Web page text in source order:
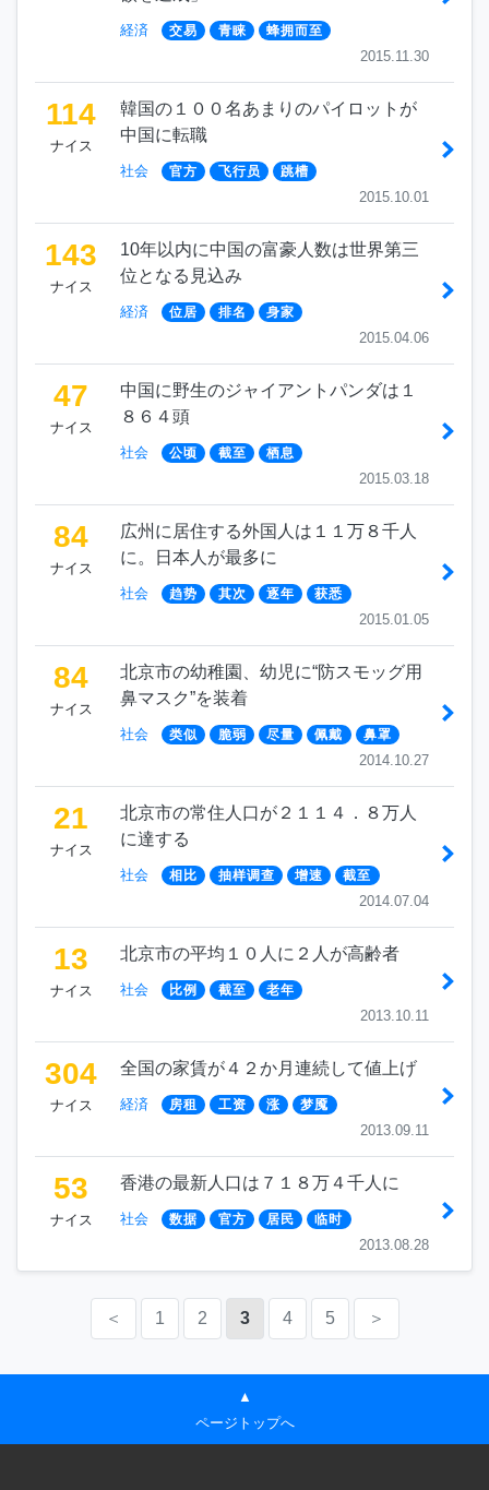
経済 交易 青睐 蜂拥而至
2015.11.30
114
ナイス
韓国の１００名あまりのパイロットが
中国に転職
社会 官方 飞行员 跳槽
2015.10.01
143
ナイス
10年以内に中国の富豪人数は世界第三
位となる見込み
経済 位居 排名 身家
2015.04.06
47
ナイス
中国に野生のジャイアントパンダは１
８６４頭
社会 公顷 截至 栖息
2015.03.18
84
ナイス
広州に居住する外国人は１１万８千人
に。日本人が最多に
社会 趋势 其次 逐年 获悉
2015.01.05
84
ナイス
北京市の幼稚園、幼児に“防スモッグ用
鼻マスク”を装着
社会 类似 脆弱 尽量 佩戴 鼻罩
2014.10.27
21
ナイス
北京市の常住人口が２１１４．８万人
に達する
社会 相比 抽样调查 增速 截至
2014.07.04
13
ナイス
北京市の平均１０人に２人が高齢者
社会 比例 截至 老年
2013.10.11
304
ナイス
全国の家賃が４２か月連続して値上げ
経済 房租 工资 涨 梦魇
2013.09.11
53
ナイス
香港の最新人口は７１８万４千人に
社会 数据 官方 居民 临时
2013.08.28
＜ 1 2 3 4 5 ＞
▲
ページトップへ